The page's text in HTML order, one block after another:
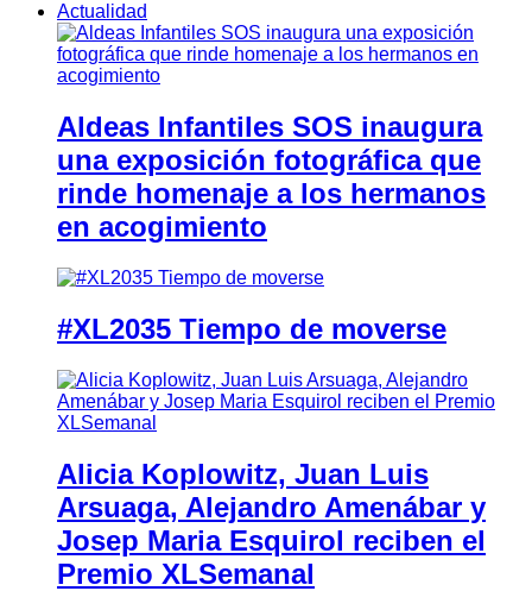
Actualidad
Aldeas Infantiles SOS inaugura
una exposición fotográfica que
rinde homenaje a los hermanos
en acogimiento
#XL2035 Tiempo de moverse
Alicia Koplowitz, Juan Luis
Arsuaga, Alejandro Amenábar y
Josep Maria Esquirol reciben el
Premio XLSemanal